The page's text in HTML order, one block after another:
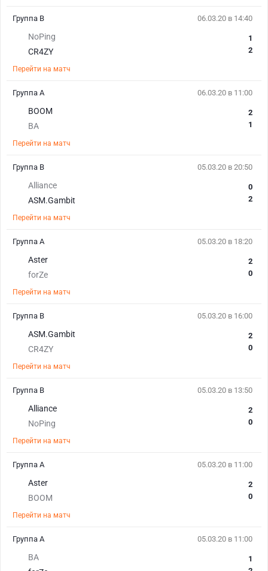
06.03.20 в 14:40
NoPing
CR4ZY
1
2
Перейти на матч
Группа B
06.03.20 в 11:00
BOOM
BA
2
1
Перейти на матч
Группа А
05.03.20 в 20:50
Alliance
ASM.Gambit
0
2
Перейти на матч
Группа B
05.03.20 в 18:20
Aster
forZe
2
0
Перейти на матч
Группа А
05.03.20 в 16:00
ASM.Gambit
CR4ZY
2
0
Перейти на матч
Группа B
05.03.20 в 13:50
Alliance
NoPing
2
0
Перейти на матч
Группа B
05.03.20 в 11:00
Aster
BOOM
2
0
Перейти на матч
Группа А
05.03.20 в 11:00
BA
1
Группа А